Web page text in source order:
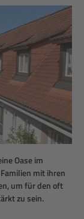
Oase im
mit ihren
um für den oft
zu sein.